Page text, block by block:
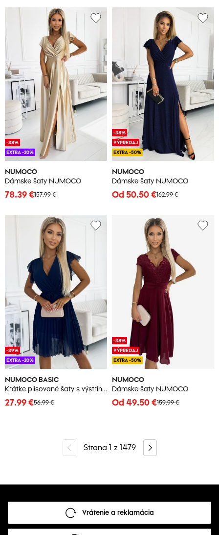
NUMOCO
Dámske šaty NUMOCO
157.99 €
78.39 €
-38%
EXTRA -20%
NUMOCO
Dámske šaty NUMOCO
162.99 €
Od 50.50 €
-38%
VÝPREDAJ
EXTRA -50%
NUMOCO BASIC
Krátke plisované šaty s výstrihom a volánikmi Numoco
56.99 €
27.99 €
-39%
EXTRA -20%
NUMOCO
Dámske šaty NUMOCO
159.99 €
Od 49.50 €
-38%
VÝPREDAJ
EXTRA -50%
Strana 1 z 1479
Vrátenie a reklamácia